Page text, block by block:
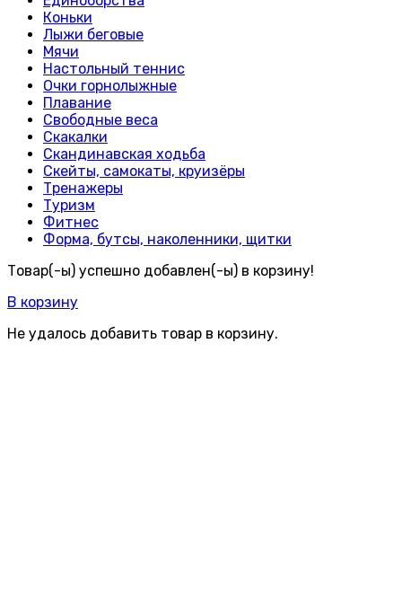
Коньки
Лыжи беговые
Мячи
Настольный теннис
Очки горнолыжные
Плавание
Свободные веса
Скакалки
Скандинавская ходьба
Скейты, самокаты, круизёры
Тренажеры
Туризм
Фитнес
Форма, бутсы, наколенники, щитки
Товар(-ы) успешно добавлен(-ы) в корзину!
В корзину
Не удалось добавить товар в корзину.